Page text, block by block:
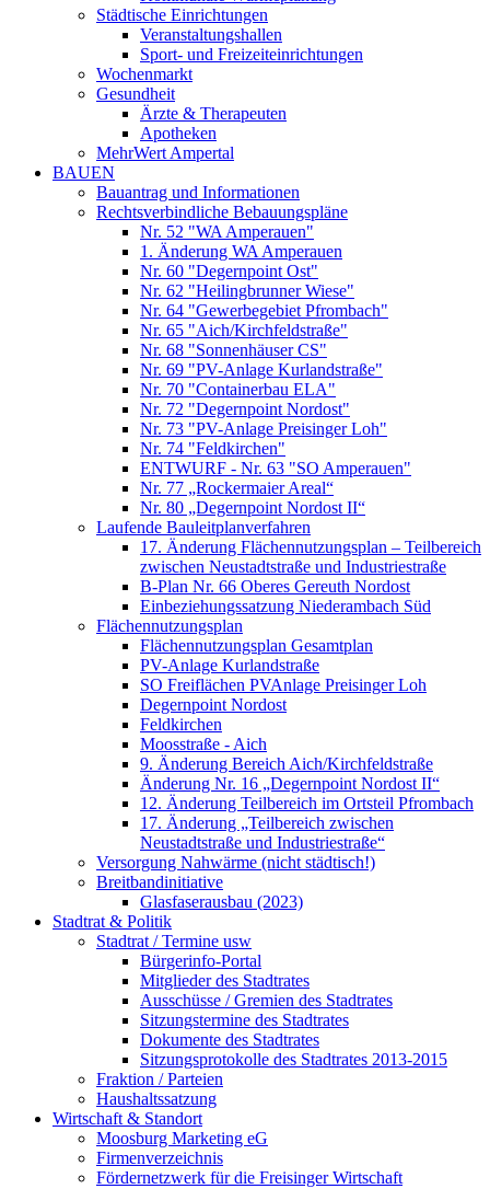
Städtische Einrichtungen
Veranstaltungshallen
Sport- und Freizeiteinrichtungen
Wochenmarkt
Gesundheit
Ärzte & Therapeuten
Apotheken
MehrWert Ampertal
BAUEN
Bauantrag und Informationen
Rechtsverbindliche Bebauungspläne
Nr. 52 "WA Amperauen"
1. Änderung WA Amperauen
Nr. 60 "Degernpoint Ost"
Nr. 62 "Heilingbrunner Wiese"
Nr. 64 "Gewerbegebiet Pfrombach"
Nr. 65 "Aich/Kirchfeldstraße"
Nr. 68 "Sonnenhäuser CS"
Nr. 69 "PV-Anlage Kurlandstraße"
Nr. 70 "Containerbau ELA"
Nr. 72 "Degernpoint Nordost"
Nr. 73 "PV-Anlage Preisinger Loh"
Nr. 74 "Feldkirchen"
ENTWURF - Nr. 63 "SO Amperauen"
Nr. 77 „Rockermaier Areal“
Nr. 80 „Degernpoint Nordost II“
Laufende Bauleitplanverfahren
17. Änderung Flächennutzungsplan – Teilbereich
zwischen Neustadtstraße und Industriestraße
B-Plan Nr. 66 Oberes Gereuth Nordost
Einbeziehungssatzung Niederambach Süd
Flächennutzungsplan
Flächennutzungsplan Gesamtplan
PV-Anlage Kurlandstraße
SO Freiflächen PV­Anlage Preisinger Loh
Degernpoint Nordost
Feldkirchen
Moosstraße - Aich
9. Änderung Bereich Aich/Kirchfeldstraße
Änderung Nr. 16 „Degernpoint Nordost II“
12. Änderung Teilbereich im Ortsteil Pfrombach
17. Änderung „Teilbereich zwischen
Neustadtstraße und Industriestraße“
Versorgung Nahwärme (nicht städtisch!)
Breitbandinitiative
Glasfaserausbau (2023)
Stadtrat & Politik
Stadtrat / Termine usw
Bürgerinfo-Portal
Mitglieder des Stadtrates
Ausschüsse / Gremien des Stadtrates
Sitzungstermine des Stadtrates
Dokumente des Stadtrates
Sitzungsprotokolle des Stadtrates 2013-2015
Fraktion / Parteien
Haushaltssatzung
Wirtschaft & Standort
Moosburg Marketing eG
Firmenverzeichnis
Fördernetzwerk für die Freisinger Wirtschaft